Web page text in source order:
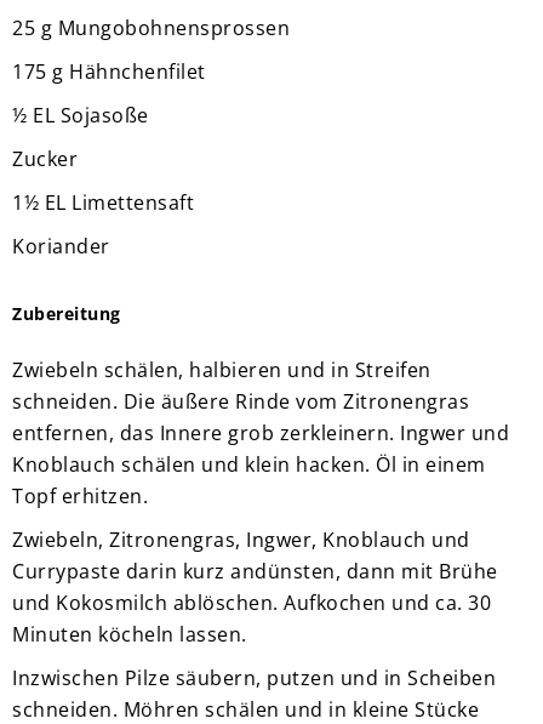
25 g Mungobohnensprossen
175 g Hähnchenfilet
½ EL Sojasoße
Zucker
1½ EL Limettensaft
Koriander
Zubereitung
Zwiebeln schälen, halbieren und in Streifen
schneiden. Die äußere Rinde vom Zitronengras
entfernen, das Innere grob zerkleinern. Ingwer und
Knoblauch schälen und klein hacken. Öl in einem
Topf erhitzen.
Zwiebeln, Zitronengras, Ingwer, Knoblauch und
Currypaste darin kurz andünsten, dann mit Brühe
und Kokosmilch ablöschen. Aufkochen und ca. 30
Minuten köcheln lassen.
Inzwischen Pilze säubern, putzen und in Scheiben
schneiden. Möhren schälen und in kleine Stücke